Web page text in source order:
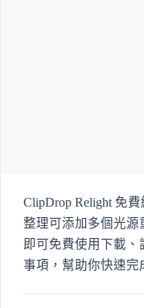
ClipDrop Relight 免
整理可添加多個光源
即可免費使用下載
事項，幫助你快速完